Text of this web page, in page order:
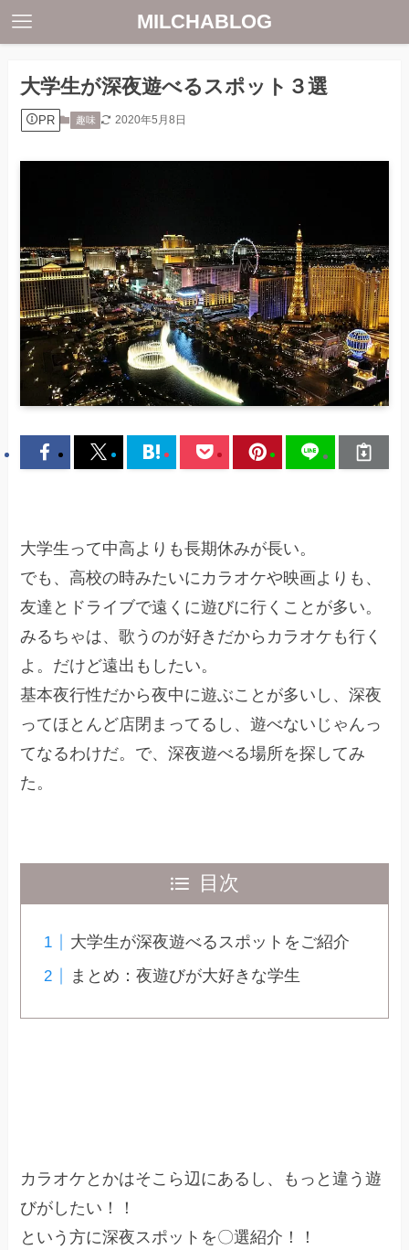
MILCHABLOG
大学生が深夜遊べるスポット３選
PR 趣味 2020年5月8日
大学生って中高よりも長期休みが長い。
でも、高校の時みたいにカラオケや映画よりも、
友達とドライブで遠くに遊びに行くことが多い。
みるちゃは、歌うのが好きだからカラオケも行く
よ。だけど遠出もしたい。
基本夜行性だから夜中に遊ぶことが多いし、深夜
ってほとんど店閉まってるし、遊べないじゃんっ
てなるわけだ。で、深夜遊べる場所を探してみ
た。
目次
大学生が深夜遊べるスポットをご紹介
まとめ：夜遊びが大好きな学生
カラオケとかはそこら辺にあるし、もっと違う遊
びがしたい！！
という方に深夜スポットを〇選紹介！！